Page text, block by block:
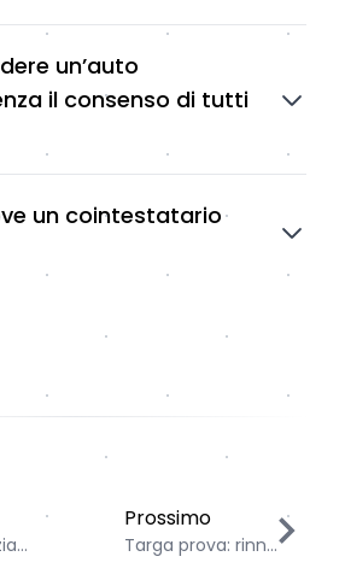
un’auto
il consenso di tutti
un cointestatario
di pratiche auto: ecco quello che
Targa prova: rinnovo,
Prossimo
Targa prova: rinn...